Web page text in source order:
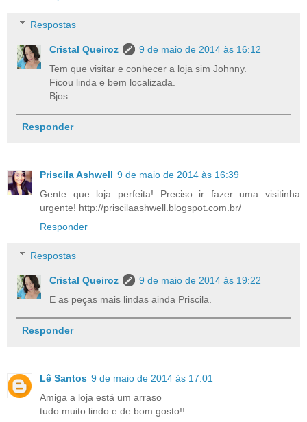
Respostas
Cristal Queiroz
9 de maio de 2014 às 16:12
Tem que visitar e conhecer a loja sim Johnny.
Ficou linda e bem localizada.
Bjos
Responder
Priscila Ashwell 9 de maio de 2014 às 16:39
Gente que loja perfeita! Preciso ir fazer uma visitinha
urgente! http://priscilaashwell.blogspot.com.br/
Responder
Respostas
Cristal Queiroz
9 de maio de 2014 às 19:22
E as peças mais lindas ainda Priscila.
Responder
Lê Santos 9 de maio de 2014 às 17:01
Amiga a loja está um arraso
tudo muito lindo e de bom gosto!!